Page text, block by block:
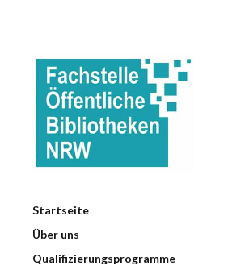
Startseite
Über uns
Qualifizierungsprogramme